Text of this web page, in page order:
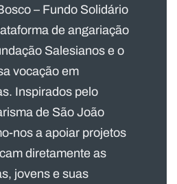
– Fundo Solidário
de angariação
Salesianos e o
vocação em
Inspirados pelo
de São João
nos a apoiar projetos
diretamente as
jovens e suas